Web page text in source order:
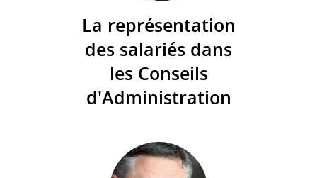
La représentation
des salariés dans
les Conseils
d'Administration